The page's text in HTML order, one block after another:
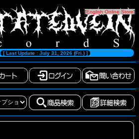
[English Online Store]
[ Last Update : July 31, 2026 (Fri.) ]